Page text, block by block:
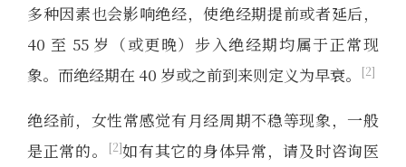
多种因素也会影响绝经，使绝经期提前或者延后，
40 至 55 岁（或更晚）步入绝经期均属于正常现
象。而绝经期在 40 岁或之前到来则定义为早衰。
2
绝经前，女性常感觉有月经周期不稳等现象，一般
是正常的。
2 如有其它的身体异常，请及时咨询医